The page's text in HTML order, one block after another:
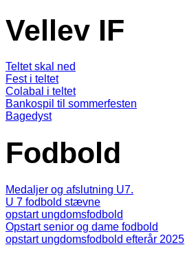
Vellev IF
Teltet skal ned
Fest i teltet
Colabal i teltet
Bankospil til sommerfesten
Bagedyst
Fodbold
Medaljer og afslutning U7.
U 7 fodbold stævne
opstart ungdomsfodbold
Opstart senior og dame fodbold
opstart ungdomsfodbold efterår 2025